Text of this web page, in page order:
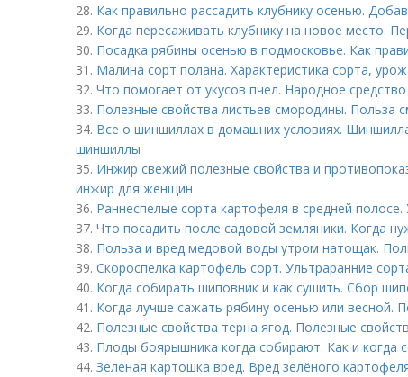
28. Как правильно рассадить клубнику осенью.
29. Когда пересаживать клубнику на новое место.
30. Посадка рябины осенью в подмосковье. Как
31. Малина сорт полана. Характеристика сорта,
32. Что помогает от укусов пчел. Народное
33. Полезные свойства листьев смородины. Польза
34. Все о шиншиллах в домашних условиях.
шиншиллы
35. Инжир свежий полезные свойства и
инжир для женщин
36. Раннеспелые сорта картофеля в средней
37. Что посадить после садовой земляники. Когда
38. Польза и вред медовой воды утром натощак.
39. Скороспелка картофель сорт. Ультраранние
40. Когда собирать шиповник и как сушить. Сбор
41. Когда лучше сажать рябину осенью или весной.
42. Полезные свойства терна ягод. Полезные
43. Плоды боярышника когда собирают. Как и когда
44. Зеленая картошка вред. Вред зелёного